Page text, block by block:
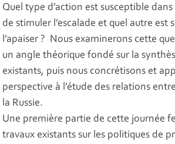
Quel type d’action est susceptible
de stimuler l’escalade et quel autre est
l’apaiser ? Nous examinerons cette
un angle théorique fondé sur la
existants, puis nous concrétisons et
perspective à l’étude des relations
la Russie.
Une première partie de cette journée
travaux existants sur les politiques de